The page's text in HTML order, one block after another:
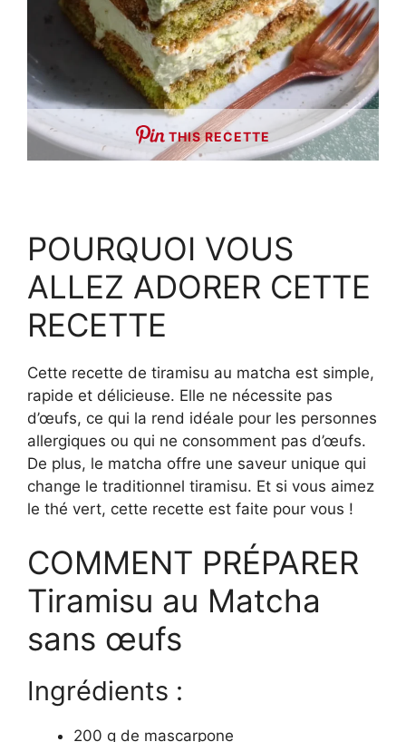
THIS RECETTE
POURQUOI VOUS
ALLEZ ADORER CETTE
RECETTE
Cette recette de tiramisu au matcha est simple,
rapide et délicieuse. Elle ne nécessite pas
d’œufs, ce qui la rend idéale pour les personnes
allergiques ou qui ne consomment pas d’œufs.
De plus, le matcha offre une saveur unique qui
change le traditionnel tiramisu. Et si vous aimez
le thé vert, cette recette est faite pour vous !
COMMENT PRÉPARER
Tiramisu au Matcha
sans œufs
Ingrédients :
200 g de mascarpone